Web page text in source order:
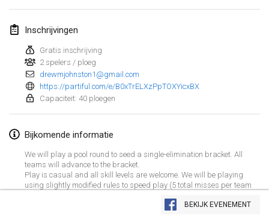
Weergave lijst
Inschrijvingen
Gratis inschrijving
2 spelers / ploeg
drewmjohnston1@gmail.com
https://partiful.com/e/B0xTrELXzPpTOXYicxBX
Capaciteit: 40 ploegen
Bijkomende informatie
We will play a pool round to seed a single-elimination bracket. All
teams will advance to the bracket.
Play is casual and all skill levels are welcome. We will be playing
using slightly modified rules to speed play (5 total misses per team
BEKIJK EVENEMENT
30 aug. 2026
Open de midi Pyrénées
30 aug. 2026| Frankrijk
september 2026
Mistrovství ČR trojic
5 sep. 2026|Tsjechië
Open de Surzur